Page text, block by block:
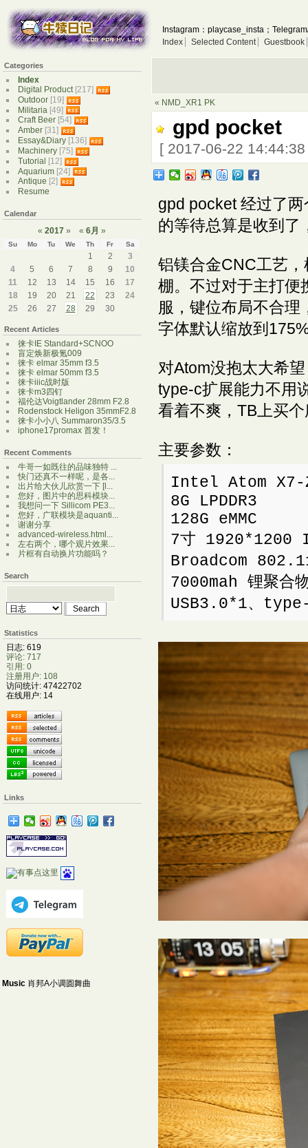
Instagram：playcase_insta；
Index
Selected Content Guestbook
« NMD_XR1 PK
gpd pocket
[ 2017-06-22
gpd pocket 经过了
的等待总算是收到了
铝镁合金CNC工艺
棚。不过对于主打便
服，键位布局不合理
字体默认缩放到
对Atom没抱太大希
type-c扩展能力不用
看着不爽，TB上买
主要参数：
Intel Atom X7-
8G LPDDR3
128G eMMC
7寸 1920*1200
Broadcom
7000mah 锂聚合
USB3.0*1、
Categories
Index
Digital Product[217]
Outdoor [19]
Militaria [49]
Craft Beer [54]
Amber [31]
Essay&Diary [136]
Machinery [75]
Tutorial [12]
Aquarium [24]
Antique [2]
Resume
Calendar
« 2017 » « 6月 »
Su Mo Tu We Th Fr Sa
1 2
3
4
5 6 7 8 9
10
11
12 13 14 15 16
17
18
19 20 21 22 23
24
25
26 27 28 29 30
Recent Articles
徕卡IE Standard+SCNOO
盲定焕新极氪009
徕卡 elmar 35mm f3.5
徕卡 elmar 50mm f3.5
徕卡iiic战时版
徕卡m3四钉
福伦达Voigtlander 28mm F2.8
Rodenstock Heligon 35mmF2.8
徕卡小小八 Summaron35/3.5
iphone17promax 首发！
Recent Comments
牛哥一如既往的品味独特 ...
快门还真不一样呢，是各...
出片给大伙儿欣赏一下 [l...
您好，图片中的思科模块...
我想问一下 Sillicom PE3...
您好，广联模块是aquanti...
谢谢分享
advanced-wireless.html...
左右两个，哪个观片效果...
片框有自动换片功能吗？
Search
Statistics
日志: 619
评论: 717
引用: 0
注册用户: 108
访问统计: 47422702
在线用户: 14
Links
Music 肖邦A小调圆舞曲